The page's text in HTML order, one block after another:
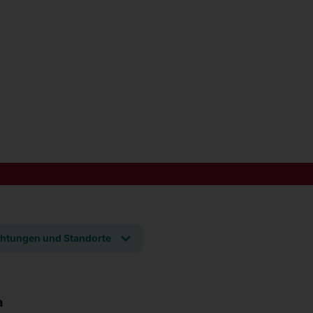
und Standorte